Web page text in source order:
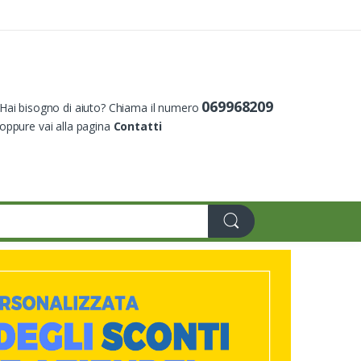
bisogno di aiuto? Chiama il numero 069968209
vai alla pagina Contatti